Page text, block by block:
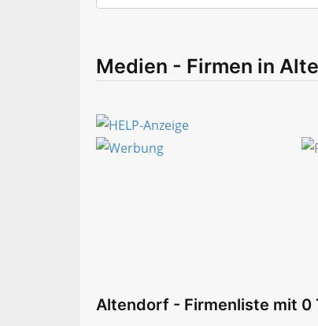
Medien - Firmen in
Altendorf - Firmenliste mit 0